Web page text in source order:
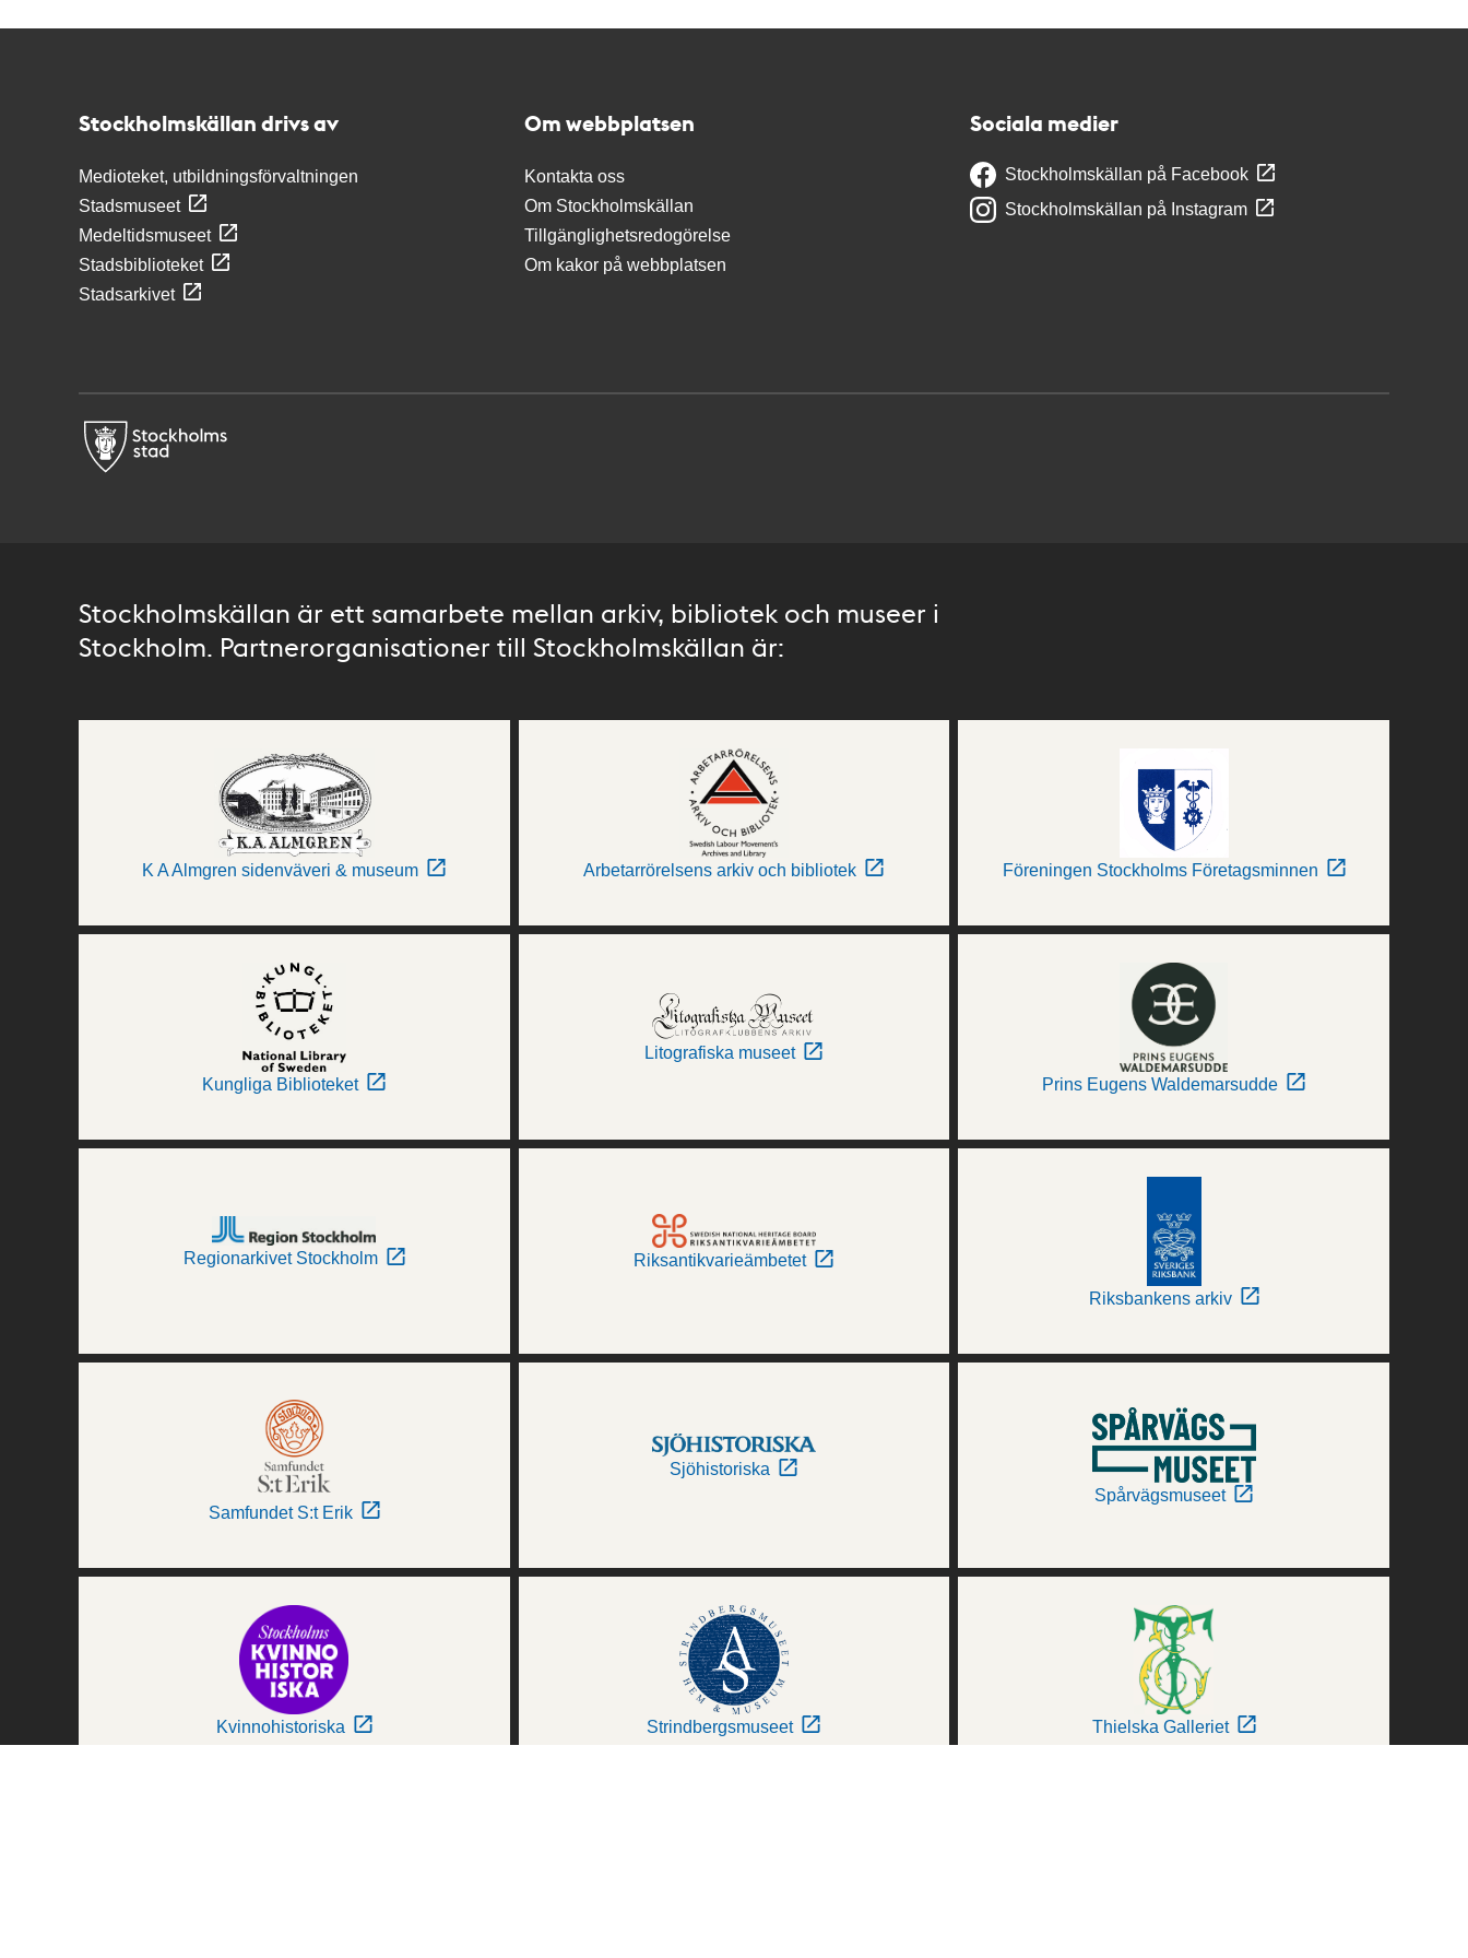
Stockholmskällan drivs av
Medioteket, utbildningsförvaltningen
Stadsmuseet
Medeltidsmuseet
Stadsbiblioteket
Stadsarkivet
Om webbplatsen
Kontakta oss
Om Stockholmskällan
Tillgänglighetsredogörelse
Om kakor på webbplatsen
Sociala medier
Stockholmskällan på Facebook
Stockholmskällan på Instagram
Stockholmskällan är ett samarbete mellan arkiv, bibliotek och museer i
Stockholm. Partnerorganisationer till Stockholmskällan är:
K A Almgren sidenväveri & museum Arbetarrörelsens arkiv och bibliotek Föreningen Stockholms Företagsminnen
Kungliga Biblioteket
Litografiska museet
Prins Eugens Waldemarsudde
Regionarkivet Stockholm Riksantikvarieämbetet
Riksbankens arkiv
Samfundet S:t Erik
Sjöhistoriska
Spårvägsmuseet
Kvinnohistoriska Strindbergsmuseet Thielska Galleriet